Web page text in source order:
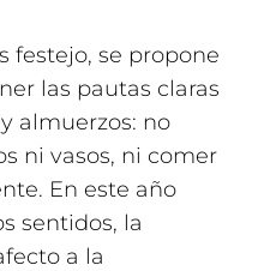
festejo, se propone
las pautas claras
almuerzos: no
ni vasos, ni comer
En este año
sentidos, la
a la